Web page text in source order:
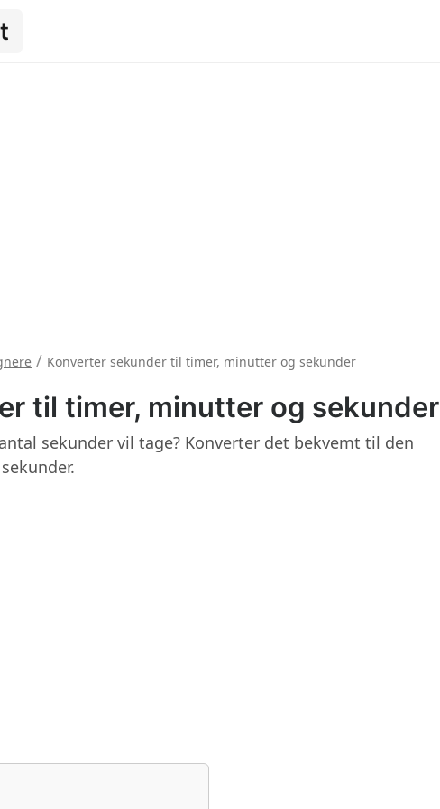
/ Konverter sekunder til timer, minutter og sekunder
til timer, minutter og sekunder
sekunder vil tage? Konverter det bekvemt til den